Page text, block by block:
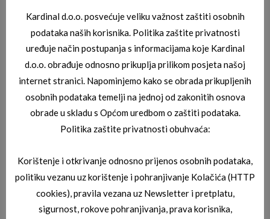
Kardinal d.o.o. posvećuje veliku važnost zaštiti osobnih
podataka naših korisnika. Politika zaštite privatnosti
uređuje način postupanja s informacijama koje Kardinal
d.o.o. obrađuje odnosno prikuplja prilikom posjeta našoj
internet stranici. Napominjemo kako se obrada prikupljenih
osobnih podataka temelji na jednoj od zakonitih osnova
obrade u skladu s Općom uredbom o zaštiti podataka.
Politika zaštite privatnosti obuhvaća:
Korištenje i otkrivanje odnosno prijenos osobnih podataka,
politiku vezanu uz korištenje i pohranjivanje Kolačića (HTTP
cookies), pravila vezana uz Newsletter i pretplatu,
sigurnost, rokove pohranjivanja, prava korisnika,